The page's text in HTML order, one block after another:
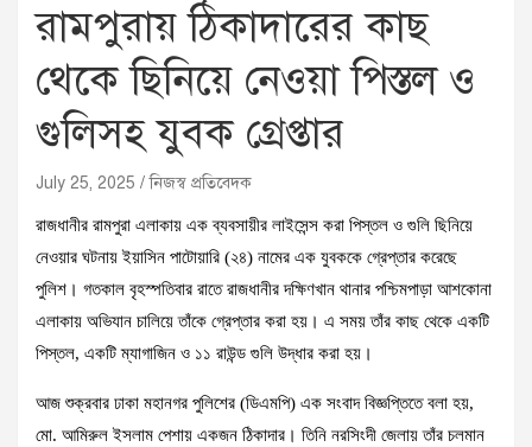
রামপুরায় ঠিকাদারের কাছ
থেকে ছিনিয়ে নেওয়া পিস্তল ও
গুলিসহ যুবক গ্রেপ্তার
July 25, 2025 নিজস্ব প্রতিবেদক
রাজধানীর রামপুরা এলাকায় এক ব্যবসায়ীর লাইসেন্স করা পিস্তল ও গুলি ছিনিয়ে
নেওয়ার ঘটনায় ইয়াসিন পাটোয়ারি (২৪) নামের এক যুবককে গ্রেপ্তার করেছে
পুলিশ। গতকাল বৃহস্পতিবার রাতে রাজধানীর দক্ষিণখান থানার পশ্চিমপাড়া আশকোনা
এলাকায় অভিযান চালিয়ে তাঁকে গ্রেপ্তার করা হয়। এ সময় তাঁর কাছ থেকে একটি
পিস্তল, একটি ম্যাগাজিন ও ১১ রাউন্ড গুলি উদ্ধার করা হয়।
আজ শুক্রবার ঢাকা মহানগর পুলিশের (ডিএমপি) এক সংবাদ বিজ্ঞপ্তিতে বলা হয়,
মো. আমিরুল ইসলাম পেশায় একজন ঠিকাদার। তিনি নরসিংদী জেলায় তাঁর চলমান